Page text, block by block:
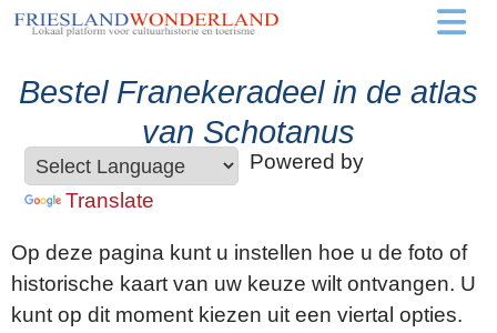
Bestel Franekeradeel in de atlas
van Schotanus
Powered by
Translate
Op deze pagina kunt u instellen hoe u de foto of
historische kaart van uw keuze wilt ontvangen. U
kunt op dit moment kiezen uit een viertal opties.